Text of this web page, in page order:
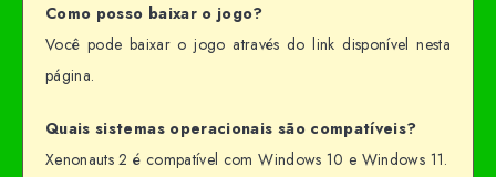
Como posso baixar o jogo?
Você pode baixar o jogo através do link disponível nesta
página.
Quais sistemas operacionais são compatíveis?
Xenonauts 2 é compatível com Windows 10 e Windows 11.